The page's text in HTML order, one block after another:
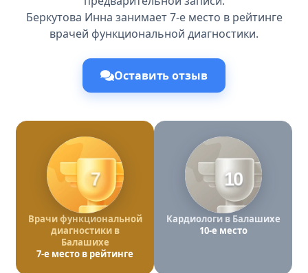
Беркутова Инна занимает 7-е место в рейтинге
врачей функциональной диагностики.
Оставить отзыв
7
Врачи функциональной
диагностики в
Балашихе
7-е место в рейтинге
10
Кардиологи в Балашихе
10-е место